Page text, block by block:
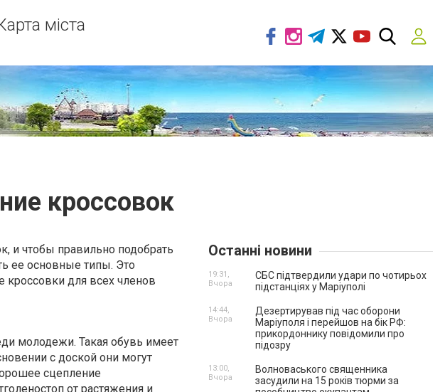
міста
кроссовок
и чтобы правильно подобрать
ее основные типы. Это
кроссовки для всех членов
молодежи. Такая обувь имеет
с доской они могут
сцепление
от растяжения и
Останні новини
СБС підтвердили удари по чотирьох
підстанціях у Маріуполі
19:31,
Вчора
Дезертирував під час оборони
Маріуполя і перейшов на бік РФ:
прикордоннику повідомили про
підозру
14:44,
Вчора
Волноваського священника
засудили на 15 років тюрми за
13:00,
Вчора